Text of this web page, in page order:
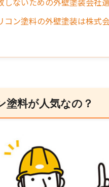
コン塗料の外壁塗装は株式
塗料が人気なの？